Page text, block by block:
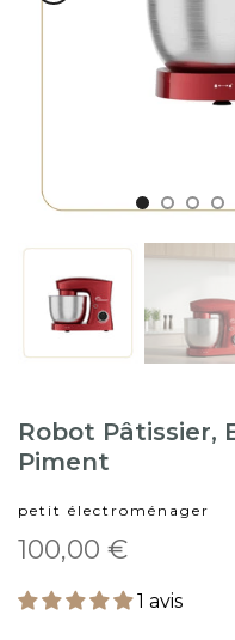
Robot Pâtissier,
Piment
petit électroménager
100,00 €
1 avis